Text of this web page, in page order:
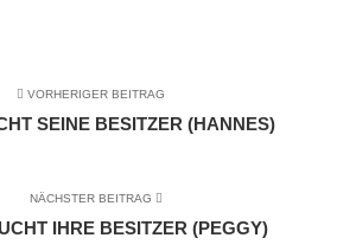
VORHERIGER BEITRAG
SEINE BESITZER (HANNES)
NÄCHSTER BEITRAG
IHRE BESITZER (PEGGY)